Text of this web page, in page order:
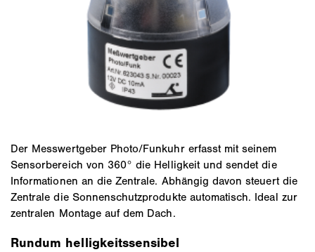
Der Messwertgeber Photo/Funkuhr erfasst mit seinem
Sensorbereich von 360° die Helligkeit und sendet die
Informationen an die Zentrale. Abhängig davon steuert die
Zentrale die Sonnenschutzprodukte automatisch. Ideal zur
zentralen Montage auf dem Dach.
Rundum helligkeitssensibel